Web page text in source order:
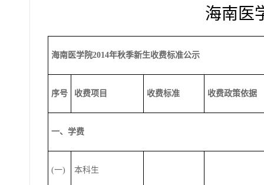
海南医
海南医学院2014年秋季新生收费标准公示
序号 收费项目 收费标准 收费政策依据
一、学费
(一) 本科生